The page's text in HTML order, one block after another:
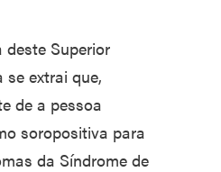
deste Superior
se extrai que,
de a pessoa
soropositiva para
da Síndrome de